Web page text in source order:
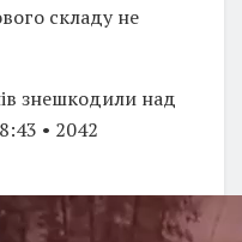
складу не
знешкодили над
• 2042